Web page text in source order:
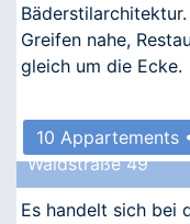
Greifen nahe,
gleich um die Ecke.
10 Appartements
Waldstraße 49
Es handelt sich bei